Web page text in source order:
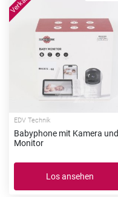
EDV Technik
Babyphone mit Kamera und
Monitor
Los ansehen